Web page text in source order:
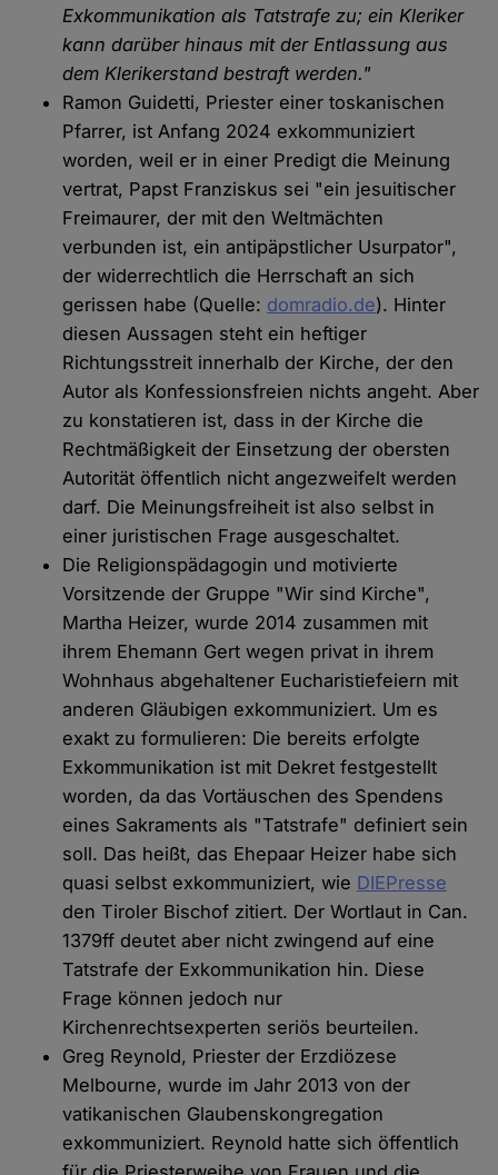
Exkommunikation als Tatstrafe zu; ein Kleriker
kann darüber hinaus mit der Entlassung aus
dem Klerikerstand bestraft werden."
Ramon Guidetti, Priester einer toskanischen
Pfarrer, ist Anfang 2024 exkommuniziert
worden, weil er in einer Predigt die Meinung
vertrat, Papst Franziskus sei "ein jesuitischer
Freimaurer, der mit den Weltmächten
verbunden ist, ein antipäpstlicher Usurpator",
der widerrechtlich die Herrschaft an sich
gerissen habe (Quelle: domradio.de). Hinter
diesen Aussagen steht ein heftiger
Richtungsstreit innerhalb der Kirche, der den
Autor als Konfessionsfreien nichts angeht. Aber
zu konstatieren ist, dass in der Kirche die
Rechtmäßigkeit der Einsetzung der obersten
Autorität öffentlich nicht angezweifelt werden
darf. Die Meinungsfreiheit ist also selbst in
einer juristischen Frage ausgeschaltet.
Die Religionspädagogin und motivierte
Vorsitzende der Gruppe "Wir sind Kirche",
Martha Heizer, wurde 2014 zusammen mit
ihrem Ehemann Gert wegen privat in ihrem
Wohnhaus abgehaltener Eucharistiefeiern mit
anderen Gläubigen exkommuniziert. Um es
exakt zu formulieren: Die bereits erfolgte
Exkommunikation ist mit Dekret festgestellt
worden, da das Vortäuschen des Spendens
eines Sakraments als "Tatstrafe" definiert sein
soll. Das heißt, das Ehepaar Heizer habe sich
quasi selbst exkommuniziert, wie DIEPresse
den Tiroler Bischof zitiert. Der Wortlaut in Can.
1379ff deutet aber nicht zwingend auf eine
Tatstrafe der Exkommunikation hin. Diese
Frage können jedoch nur
Kirchenrechtsexperten seriös beurteilen.
Greg Reynold, Priester der Erzdiözese
Melbourne, wurde im Jahr 2013 von der
vatikanischen Glaubenskongregation
exkommuniziert. Reynold hatte sich öffentlich